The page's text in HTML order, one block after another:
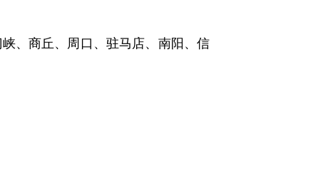
、商丘、周口、驻马店、南阳、信